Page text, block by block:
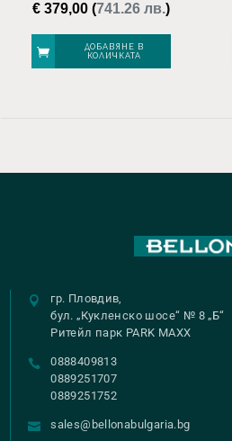
€ 379,00 (741.26 лв.)
ДОБАВЯНЕ В
КОЛИЧКАТА
гр. Пловдив,
бул. „Кукленско шосе“ № 8 „Б“
Ритейл парк PARK MAXX
0888409813
0889251707
0889251752
sales@bellonabulgaria.bg